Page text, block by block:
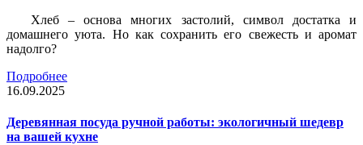
Хлеб – основа многих застолий, символ достатка и
домашнего уюта. Но как сохранить его свежесть и аромат
надолго?
Подробнее
16.09.2025
Деревянная посуда ручной работы: экологичный шедевр
на вашей кухне